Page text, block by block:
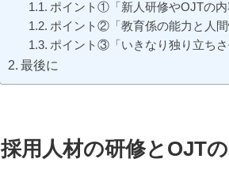
ポイント①「新人研修やOJTの内
ポイント②「教育係の能力と人間
ポイント③「いきなり独り立ちさ
最後に
採用人材の研修とOJT